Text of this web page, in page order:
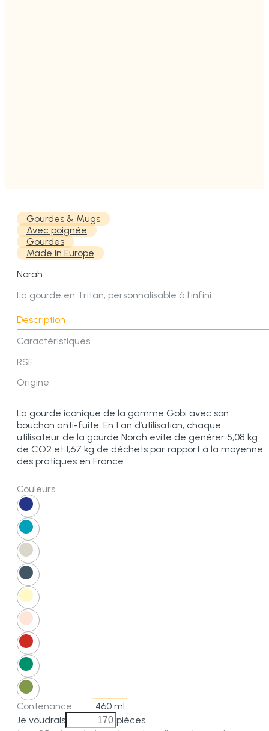
Gourdes & Mugs
Avec poignée
Gourdes
Made in Europe
Norah
La gourde en Tritan, personnalisable à l'infini
Description
Caractéristiques
RSE
Origine
La gourde iconique de la gamme Gobi avec son
bouchon anti-fuite. En 1 an d’utilisation, chaque
utilisateur de la gourde Norah évite de générer 5,08 kg
de CO2 et 1,67 kg de déchets par rapport à la moyenne
des pratiques en France.
Couleurs
Contenance
460 ml
Je voudrais
pièces